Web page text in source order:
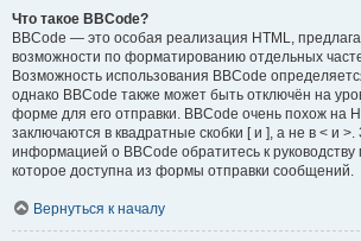
Что такое BBCode?
BBCode — это особая реализация HTML,
возможности по форматированию отдельных
Возможность использования BBCode
однако BBCode также может быть отключён на
форме для его отправки. BBCode очень похож на
заключаются в квадратные скобки [ и ], а не в < и
информацией о BBCode обратитесь к
которое доступна из формы отправки сообщений.
Вернуться к началу